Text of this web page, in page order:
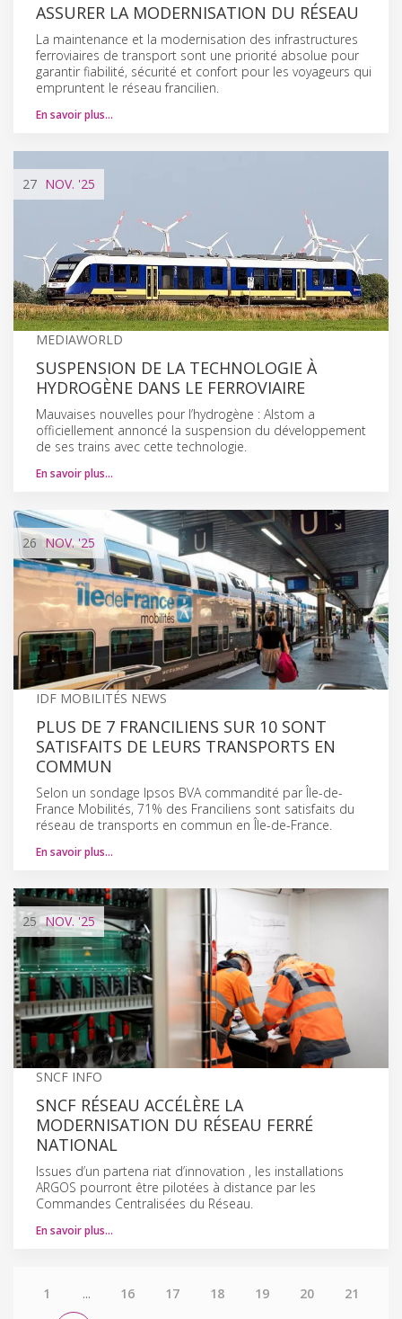
ASSURER LA MODERNISATION DU RÉSEAU
La maintenance et la modernisation des infrastructures
ferroviaires de transport sont une priorité absolue pour
garantir fiabilité, sécurité et confort pour les voyageurs qui
empruntent le réseau francilien.
En savoir plus…
27 NOV. '25
MEDIAWORLD
SUSPENSION DE LA TECHNOLOGIE À
HYDROGÈNE DANS LE FERROVIAIRE
Mauvaises nouvelles pour l’hydrogène : Alstom a
officiellement annoncé la suspension du développement
de ses trains avec cette technologie.
En savoir plus…
26 NOV.'25
IDF MOBILITÉS NEWS
PLUS DE 7 FRANCILIENS SUR 10 SONT
SATISFAITS DE LEURS TRANSPORTS EN
COMMUN
Selon un sondage Ipsos BVA commandité par Île-de-
France Mobilités, 71% des Franciliens sont satisfaits du
réseau de transports en commun en Île-de-France.
En savoir plus…
25 NOV.'25
SNCF INFO
SNCF RÉSEAU ACCÉLÈRE LA
MODERNISATION DU RÉSEAU FERRÉ
NATIONAL
Issues d’un partena riat d’innovation , les installations
ARGOS pourront être pilotées à distance par les
Commandes Centralisées du Réseau.
En savoir plus…
1 ... 16 17 18 19 20 21